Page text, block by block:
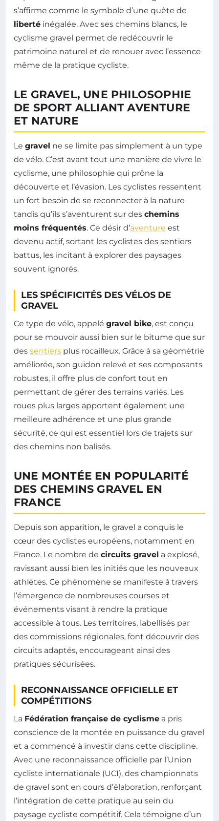
s’affirme comme le symbole d’une quête de
liberté inégalée. Avec ses chemins blancs, le
cyclisme gravel permet de redécouvrir le
patrimoine naturel et de renouer avec l’essence
même de la pratique cycliste.
LE GRAVEL, UNE PHILOSOPHIE
DE SPORT ALLIANT AVENTURE
ET NATURE
Le gravel ne se limite pas simplement à un type
de vélo. C’est avant tout une manière de vivre le
cyclisme, une philosophie qui prône la
découverte et l’évasion. Les cyclistes ressentent
un fort besoin de se reconnecter à la nature
tandis qu’ils s’aventurent sur des chemins
moins fréquentés. Ce désir d’aventure est
devenu actif, sortant les cyclistes des sentiers
battus, les incitant à explorer des paysages
souvent ignorés.
LES SPÉCIFICITÉS DES VÉLOS DE
GRAVEL
Ce type de vélo, appelé gravel bike, est conçu
pour se mouvoir aussi bien sur le bitume que sur
des sentiers plus rocailleux. Grâce à sa géométrie
améliorée, son guidon relevé et ses composants
robustes, il offre plus de confort tout en
permettant de gérer des terrains variés. Les
roues plus larges apportent également une
meilleure adhérence et une plus grande
sécurité, ce qui est essentiel lors de trajets sur
des chemins non balisés.
UNE MONTÉE EN POPULARITÉ
DES CHEMINS GRAVEL EN
FRANCE
Depuis son apparition, le gravel a conquis le
cœur des cyclistes européens, notamment en
France. Le nombre de circuits gravel a explosé,
ravissant aussi bien les initiés que les nouveaux
athlètes. Ce phénomène se manifeste à travers
l’émergence de nombreuses courses et
événements visant à rendre la pratique
accessible à tous. Les territoires, labellisés par
des commissions régionales, font découvrir des
circuits adaptés, encourageant ainsi des
pratiques sécurisées.
RECONNAISSANCE OFFICIELLE ET
COMPÉTITIONS
La Fédération française de cyclisme a pris
conscience de la montée en puissance du gravel
et a commencé à investir dans cette discipline.
Avec une reconnaissance officielle par l’Union
cycliste internationale (UCI), des championnats
de gravel sont en cours d’élaboration, renforçant
l’intégration de cette pratique au sein du
paysage cycliste compétitif. Cela témoigne d’un